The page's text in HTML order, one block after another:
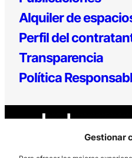
Gestionar
Alquiler de
Perfil del
Transparencia
Política